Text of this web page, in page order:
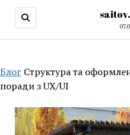
Блог Структура та
поради з UX/UI